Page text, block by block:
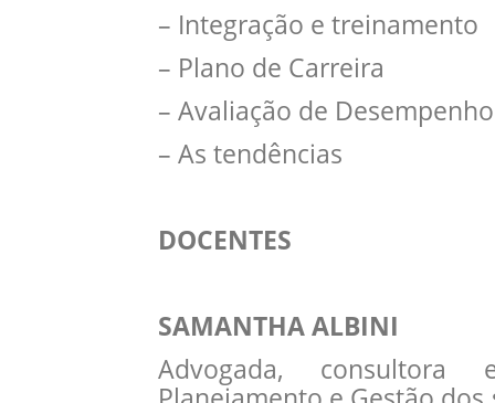
– Integração e treinamento
– Plano de Carreira
– Avaliação de Desempenho
– As tendências
DOCENTES
SAMANTHA ALBINI
Advogada, consultora